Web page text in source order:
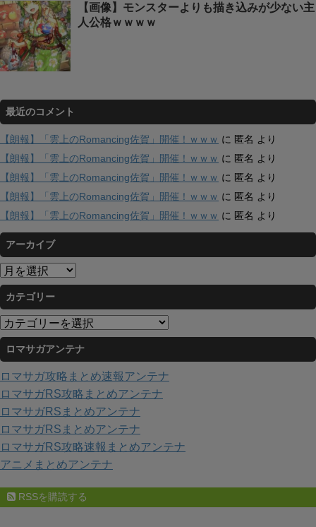
【画像】モンスターよりも描き込みが少ない主
人公格ｗｗｗｗ
最近のコメント
【朗報】「雲上のRomancing佐賀」開催！ｗｗｗ に 匿名 より
【朗報】「雲上のRomancing佐賀」開催！ｗｗｗ に 匿名 より
【朗報】「雲上のRomancing佐賀」開催！ｗｗｗ に 匿名 より
【朗報】「雲上のRomancing佐賀」開催！ｗｗｗ に 匿名 より
【朗報】「雲上のRomancing佐賀」開催！ｗｗｗ に 匿名 より
アーカイブ
ア
ー
カ
イ
ブ
カテゴリー
カ
テ
ゴ
リ
ー
ロマサガアンテナ
ロマサガ攻略まとめ速報アンテナ
ロマサガRS攻略まとめアンテナ
ロマサガRSまとめアンテナ
ロマサガRSまとめアンテナ
ロマサガRS攻略速報まとめアンテナ
アニメまとめアンテナ
RSSを購読する